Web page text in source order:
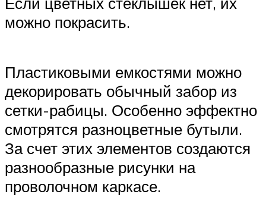
можно покрасить.
Пластиковыми емкостями можно
декорировать обычный забор из
сетки-рабицы. Особенно эффектно
смотрятся разноцветные бутыли.
За счет этих элементов создаются
разнообразные рисунки на
проволочном каркасе.